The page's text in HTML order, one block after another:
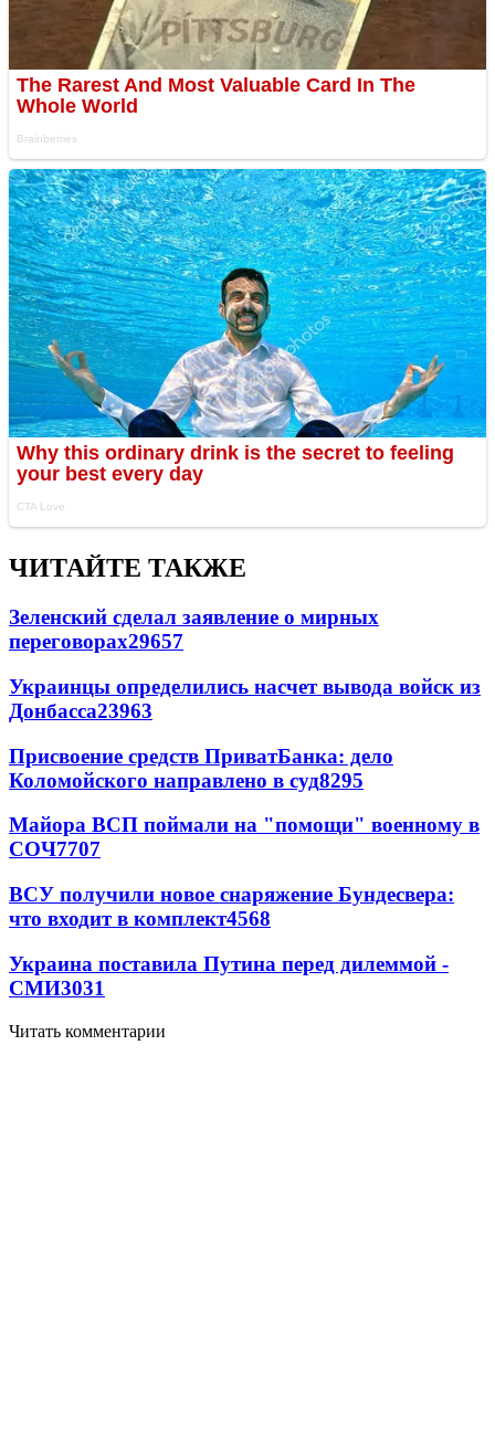
ЧИТАЙТЕ ТАКЖЕ
Зеленский сделал заявление о мирных
переговорах29657
Украинцы определились насчет вывода войск из
Донбасса23963
Присвоение средств ПриватБанка: дело
Коломойского направлено в суд8295
Майора ВСП поймали на "помощи" военному в
СОЧ7707
ВСУ получили новое снаряжение Бундесвера:
что входит в комплект4568
Украина поставила Путина перед дилеммой -
СМИ3031
Читать комментарии